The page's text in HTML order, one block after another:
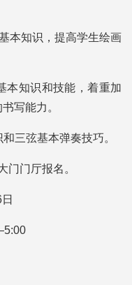
本知识，提高学生绘画
本知识和技能，着重加
写能力。
三弦基本弹奏技巧。
门门厅报名。